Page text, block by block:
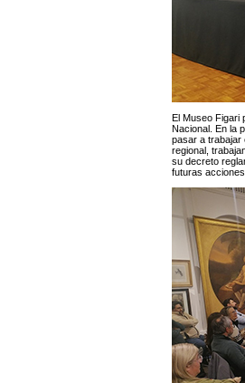
El Museo Figari
Nacional. En la
pasar a trabajar
regional,
su decreto
futuras